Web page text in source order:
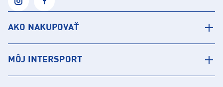
AKO NAKUPOVAŤ
MÔJ INTERSPORT